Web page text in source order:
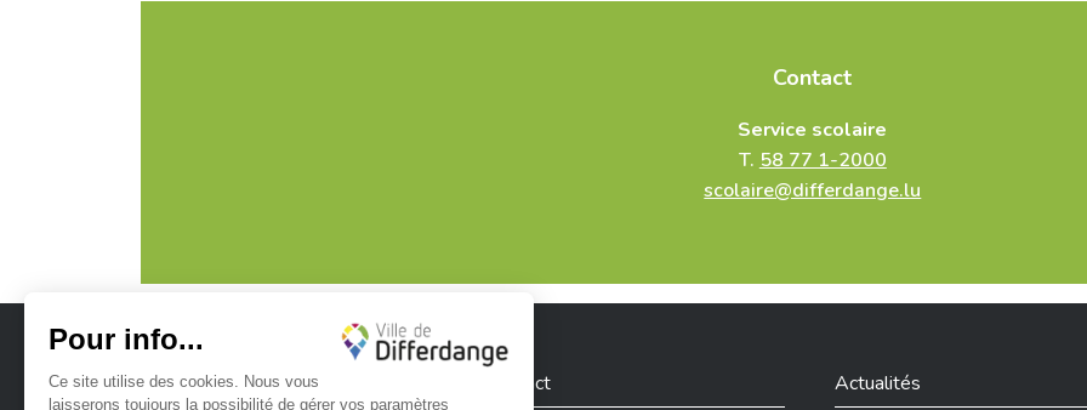
Contact
Service scolaire
T. 58 77 1-2000
scolaire@differdange.lu
Contact
Actualités